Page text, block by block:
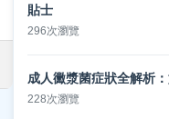
貼士
296次瀏覽
成人黴漿菌症狀全解析
228次瀏覽